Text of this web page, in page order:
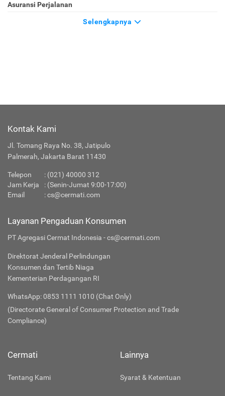
Asuransi Perjalanan
Selengkapnya
Kontak Kami
Jl. Tomang Raya No. 38, Jatipulo
Palmerah, Jakarta Barat 11430
Telepon
: (021) 40000 312
Jam Kerja
: (Senin-Jumat 9:00-17:00)
Email
:cs@cermati.com
Layanan Pengaduan Konsumen
PT Agregasi Cermat Indonesia - cs@cermati.com
Direktorat Jenderal Perlindungan
Konsumen dan Tertib Niaga
Kementerian Perdagangan RI
WhatsApp: 0853 1111 1010 (Chat Only)
(Directorate General of Consumer Protection and Trade
Compliance)
Cermati
Tentang Kami
Lainnya
Syarat & Ketentuan